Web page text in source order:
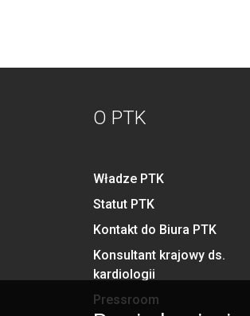
O PTK
Władze PTK
Statut PTK
Kontakt do Biura PTK
Konsultant krajowy ds.
kardiologii
Pressroom